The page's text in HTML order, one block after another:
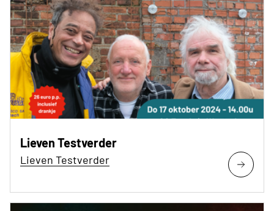
Lieven Testverder
Lieven Testverder